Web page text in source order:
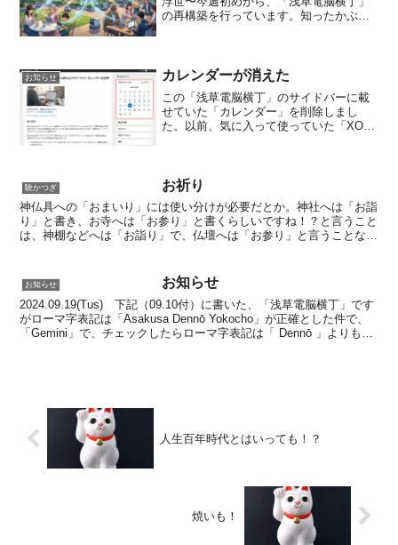
の再構築を行っています。知ったかぶり
がら何とかな...
お知らせ カレンダーが消えた
この「浅草電脳横丁」のサイドバーに載
せていた「カレンダー」を削除しまし
た。以前、気に入って使っていた「XO
てみ...
験かつぎ お祈り
神仏具への「おまいり」には使い分けが必要だとか。神社へは「お詣
り」と書き、お寺へは「お参り」と書くらしいですね！？と言うこと
は、神棚などへは「お詣り」で、仏壇へは「お参り」と言うことなの
お知らせ お知らせ
2024.09.19(Tus) 下記（09.10付）に書いた、「浅草電脳横丁」です
がローマ字表記は「Asakusa Dennō Yokocho」が正確とした件で、
「Gemini」で、チェックしたらローマ字表記は「 Dennō 」よりも
人生百年時代とはいっても！？
焼いも！